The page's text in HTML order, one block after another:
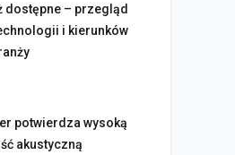
dostępne – przegląd
i kierunków
potwierdza wysoką
akustyczną